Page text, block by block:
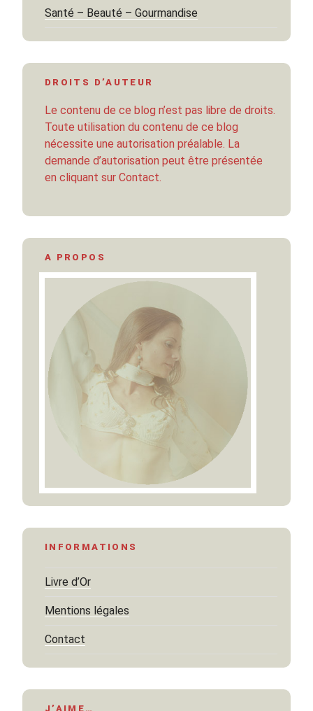
Santé – Beauté – Gourmandise
DROITS D’AUTEUR
Le contenu de ce blog n’est pas libre de droits.
Toute utilisation du contenu de ce blog
nécessite une autorisation préalable. La
demande d’autorisation peut être présentée
en cliquant sur Contact.
A PROPOS
INFORMATIONS
Livre d’Or
Mentions légales
Contact
J’AIME…